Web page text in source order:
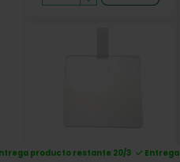
producto restante 20/30 dias